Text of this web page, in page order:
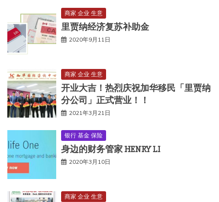
商家 企业 生意
里贾纳经济复苏补助金
2020年9月11日
商家 企业 生意
开业大吉！热烈庆祝加华移民「里贾纳
分公司」正式营业！！
2021年3月21日
银行 基金 保险
身边的财务管家 HENRY LI
2020年3月10日
商家 企业 生意